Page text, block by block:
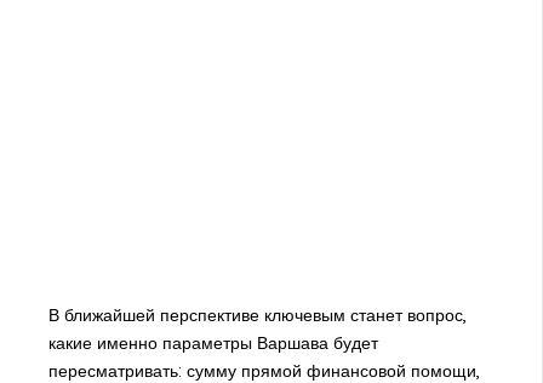
В ближайшей перспективе ключевым станет вопрос,
какие именно параметры Варшава будет
пересматривать: сумму прямой финансовой помощи,